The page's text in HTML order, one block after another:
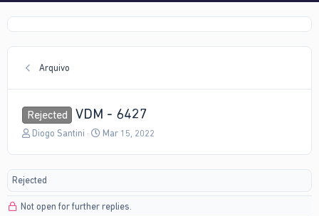
Arquivo
Rejected VDM - 6427
T
a
s
Diogo Santini
S
a
Mar 15, 2022
Rejected
Not open for further replies.